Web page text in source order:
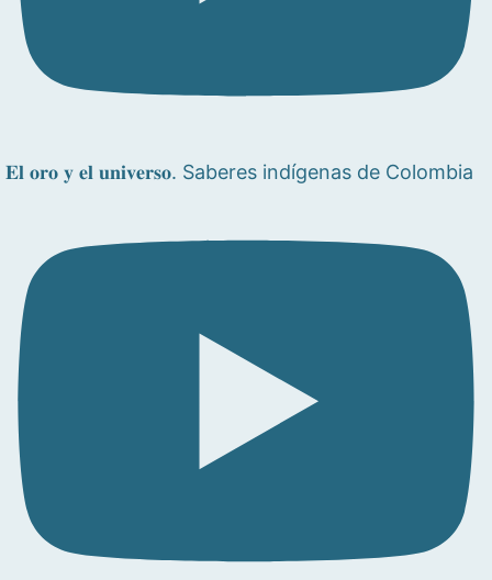
𝐄𝐥 𝐨𝐫𝐨 𝐲 𝐞𝐥 𝐮𝐧𝐢𝐯𝐞𝐫𝐬𝐨. Saberes indígenas de Colombia